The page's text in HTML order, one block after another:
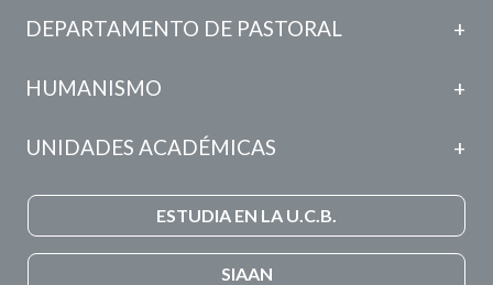
DEPARTAMENTO DE PASTORAL
HUMANISMO
UNIDADES ACADÉMICAS
ESTUDIA EN LA U.C.B.
SIAAN